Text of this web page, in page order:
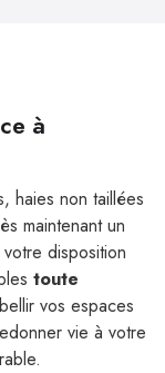
à
haies non taillées
maintenant un
disposition
toute
vos espaces
vie à votre